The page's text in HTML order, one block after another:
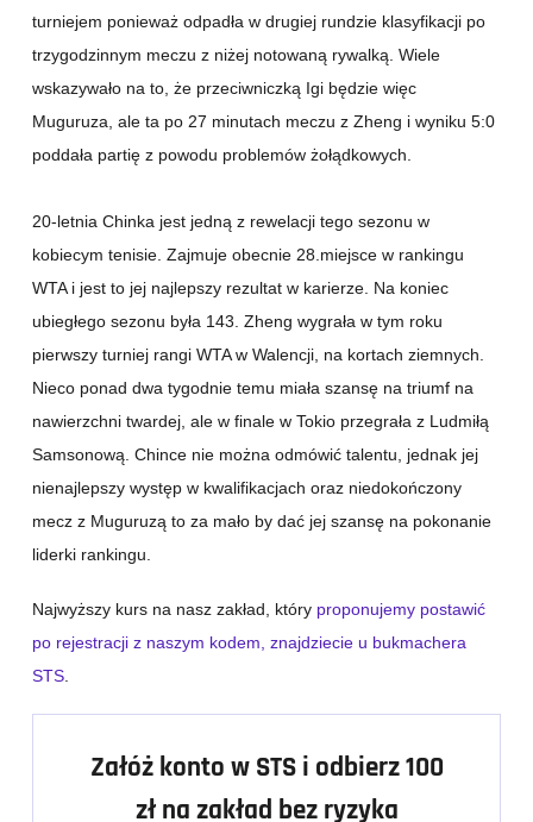
turniejem ponieważ odpadła w drugiej rundzie klasyfikacji po
trzygodzinnym meczu z niżej notowaną rywalką. Wiele
wskazywało na to, że przeciwniczką Igi będzie więc
Muguruza, ale ta po 27 minutach meczu z Zheng i wyniku 5:0
poddała partię z powodu problemów żołądkowych.
20-letnia Chinka jest jedną z rewelacji tego sezonu w
kobiecym tenisie. Zajmuje obecnie 28.miejsce w rankingu
WTA i jest to jej najlepszy rezultat w karierze. Na koniec
ubiegłego sezonu była 143. Zheng wygrała w tym roku
pierwszy turniej rangi WTA w Walencji, na kortach ziemnych.
Nieco ponad dwa tygodnie temu miała szansę na triumf na
nawierzchni twardej, ale w finale w Tokio przegrała z Ludmiłą
Samsonową. Chince nie można odmówić talentu, jednak jej
nienajlepszy występ w kwalifikacjach oraz niedokończony
mecz z Muguruzą to za mało by dać jej szansę na pokonanie
liderki rankingu.
Najwyższy kurs na nasz zakład, który proponujemy postawić
po rejestracji z naszym kodem, znajdziecie u bukmachera
STS
Załóż konto w STS i odbierz 100
zł na zakład bez ryzyka